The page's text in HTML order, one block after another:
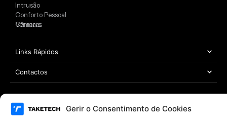
Gerir o Consentimento de Cookies
Intrusão
Conforto Pessoal
Câmaras
Ver mais
Links Rápidos
Contactos
Área Legal